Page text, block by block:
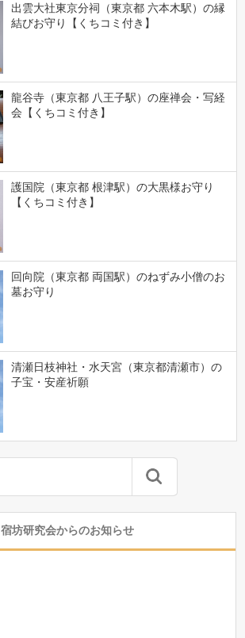
出雲大社東京分祠（東京都 六本木駅）の縁
結びお守り【くちコミ付き】
龍谷寺（東京都 八王子駅）の座禅会・写経
会【くちコミ付き】
護国院（東京都 根津駅）の大黒様お守り
【くちコミ付き】
回向院（東京都 両国駅）のねずみ小僧のお
墓お守り
清瀬日枝神社・水天宮（東京都清瀬市）の
子宝・安産祈願
宿坊研究会からのお知らせ